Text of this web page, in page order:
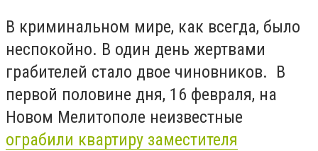
В криминальном мире, как всегда, было
неспокойно. В один день жертвами
грабителей стало двое чиновников. В
первой половине дня, 16 февраля, на
Новом Мелитополе неизвестные
ограбили квартиру заместителя